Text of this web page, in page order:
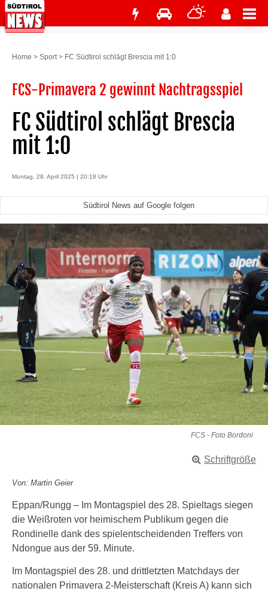
Home > Sport> FC Südtirol schlägt Brescia mit 1:0
FCS-Primavera 2 gewinnt Nachtragsspiel
FC Südtirol schlägt Brescia
mit 1:0
Montag, 28. April 2025 | 20:18 Uhr
Südtirol News auf Google folgen
FCS - Foto Bordoni
Schriftgröße
Von: Martin Geier
Eppan/Rungg – Im Montagspiel des 28. Spieltags siegen
die Weißroten vor heimischem Publikum gegen die
Rondinelle dank des spielentscheidenden Treffers von
Ndongue aus der 59. Minute.
Im Montagspiel des 28. und drittletzten Matchdays der
nationalen Primavera 2-Meisterschaft (Kreis A) kann sich